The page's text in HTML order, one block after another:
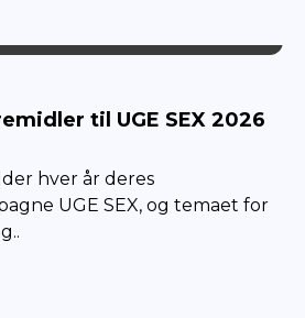
til UGE SEX 2026
hver år deres
UGE SEX, og temaet for